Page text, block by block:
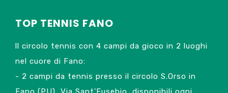
TOP TENNIS FANO
ll circolo tennis con 4 campi da gioco in 2 luoghi
nel cuore di Fano:
- 2 campi da tennis presso il circolo S.Orso in